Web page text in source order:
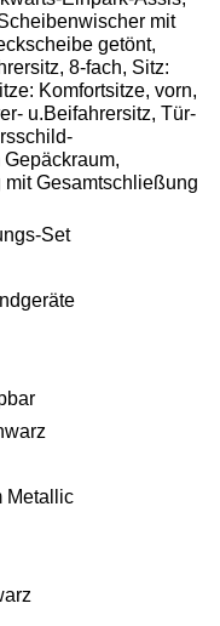
mit
getönt,
8-fach, Sitz:
Komfortsitze, vorn,
u.Beifahrersitz, Tür-
Gesamtschließung
Set
Metallic